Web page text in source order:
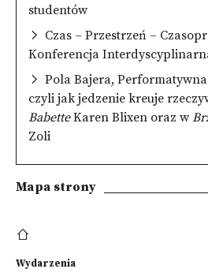
studentów
Czas – Przestrzeń –
Konferencja
Pola Bajera,
czyli jak jedzenie kreuje
BabetteKaren Blixen oraz w
Zoli
Mapa strony
Wydarzenia